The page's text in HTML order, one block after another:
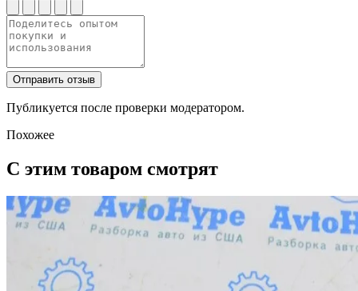
Отправить отзыв
Публикуется после проверки модератором.
Похожее
С этим товаром смотрят